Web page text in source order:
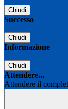
Chiudi
Successo
Chiudi
Informazione
Chiudi
Attendere...
Attendere il